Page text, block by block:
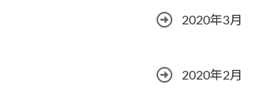
2020年3月
2020年2月